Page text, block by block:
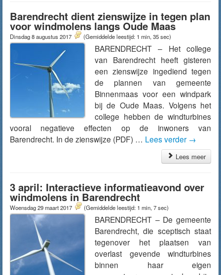
Barendrecht dient zienswijze in tegen plan
voor windmolens langs Oude Maas
Dinsdag 8 augustus 2017 (Gemiddelde leestijd: 1 min, 35 sec)
BARENDRECHT – Het college
van Barendrecht heeft gisteren
een zienswijze ingediend tegen
de plannen van gemeente
Binnenmaas voor een windpark
bij de Oude Maas. Volgens het
college hebben de windturbines
vooral negatieve effecten op de inwoners van
Barendrecht. In de zienswijze (PDF) … Lees verder →
Lees meer
3 april: Interactieve informatieavond over
windmolens in Barendrecht
Woensdag 29 maart 2017 (Gemiddelde leestijd: 1 min, 7 sec)
BARENDRECHT – De gemeente
Barendrecht, die sceptisch staat
tegenover het plaatsen van
overlast gevende windturbines
binnen haar eigen